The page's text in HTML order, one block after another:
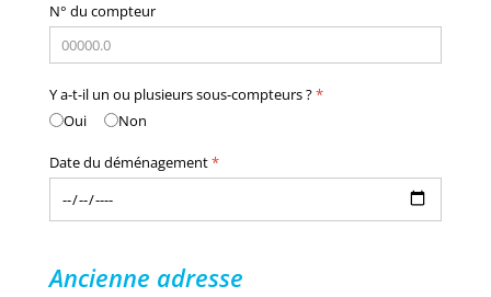
N° du compteur
Y a-t-il un ou plusieurs sous-compteurs ?*
Oui
Non
Date du déménagement*
Ancienne adresse